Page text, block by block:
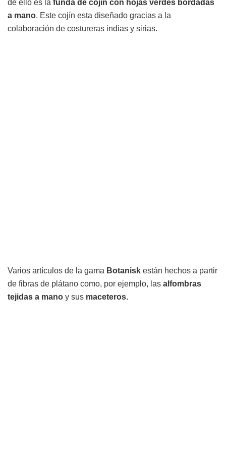
de ello es la funda de cojín con hojas verdes bordadas
a mano. Este cojín esta diseñado gracias a la
colaboración de costureras indias y sirias.
Varios artículos de la gama Botanisk están hechos a partir
de fibras de plátano como, por ejemplo, las alfombras
tejidas a mano y sus maceteros.